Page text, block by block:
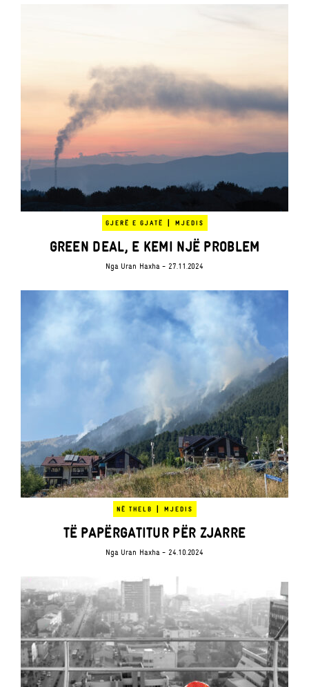
GJERË E GJATË | MJEDIS
GREEN DEAL, E KEMI NJË PROBLEM
Nga Uran Haxha- 27.11.2024
NË THELB | MJEDIS
TË PAPËRGATITUR PËR ZJARRE
Nga Uran Haxha- 24.10.2024